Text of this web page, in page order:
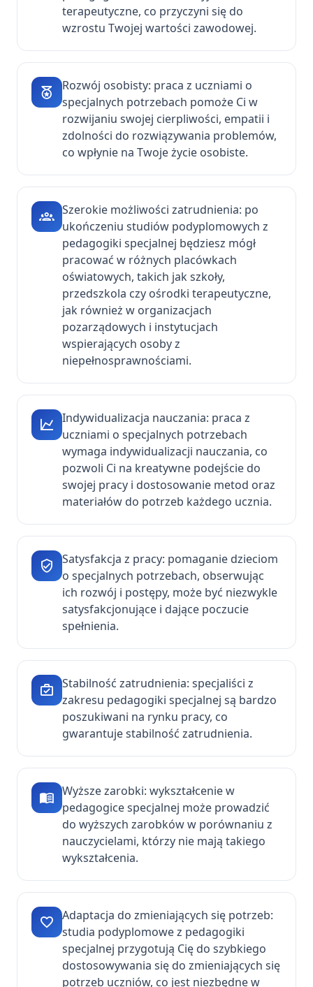
terapeutyczne, co przyczyni się do
wzrostu Twojej wartości zawodowej.
Rozwój osobisty: praca z uczniami o
specjalnych potrzebach pomoże Ci w
rozwijaniu swojej cierpliwości, empatii i
zdolności do rozwiązywania problemów,
co wpłynie na Twoje życie osobiste.
Szerokie możliwości zatrudnienia: po
ukończeniu studiów podyplomowych z
pedagogiki specjalnej będziesz mógł
pracować w różnych placówkach
oświatowych, takich jak szkoły,
przedszkola czy ośrodki terapeutyczne,
jak również w organizacjach
pozarządowych i instytucjach
wspierających osoby z
niepełnosprawnościami.
Indywidualizacja nauczania: praca z
uczniami o specjalnych potrzebach
wymaga indywidualizacji nauczania, co
pozwoli Ci na kreatywne podejście do
swojej pracy i dostosowanie metod oraz
materiałów do potrzeb każdego ucznia.
Satysfakcja z pracy: pomaganie dzieciom
o specjalnych potrzebach, obserwując
ich rozwój i postępy, może być niezwykle
satysfakcjonujące i dające poczucie
spełnienia.
Stabilność zatrudnienia: specjaliści z
zakresu pedagogiki specjalnej są bardzo
poszukiwani na rynku pracy, co
gwarantuje stabilność zatrudnienia.
Wyższe zarobki: wykształcenie w
pedagogice specjalnej może prowadzić
do wyższych zarobków w porównaniu z
nauczycielami, którzy nie mają takiego
wykształcenia.
Adaptacja do zmieniających się potrzeb:
studia podyplomowe z pedagogiki
specjalnej przygotują Cię do szybkiego
dostosowywania się do zmieniających się
potrzeb uczniów, co jest niezbędne w